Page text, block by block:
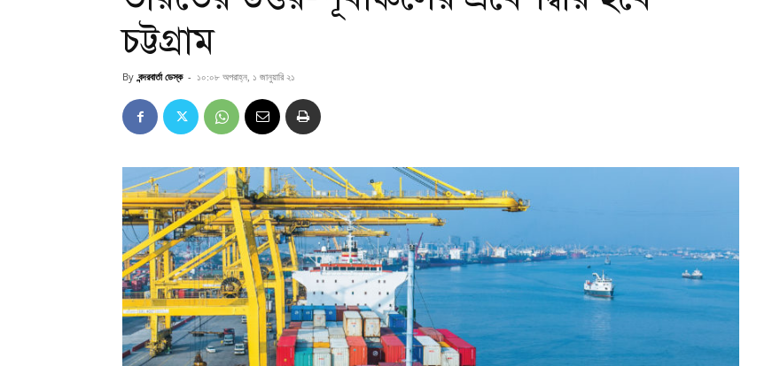
চট্টগ্রাম
By বন্দরবার্তা ডেস্ক - ১০:০৮ অপরাহ্ন, ১ জানুয়ারি ২১